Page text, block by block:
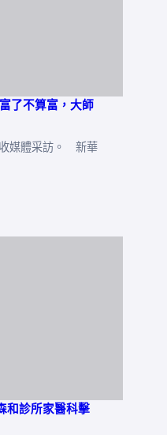
了不算富，大師
媒體采訪。 新華
和診所家醫科擊